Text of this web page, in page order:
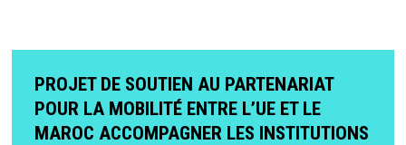
PROJET DE SOUTIEN AU PARTENARIAT
POUR LA MOBILITÉ ENTRE L’UE ET LE
MAROC ACCOMPAGNER LES INSTITUTIONS